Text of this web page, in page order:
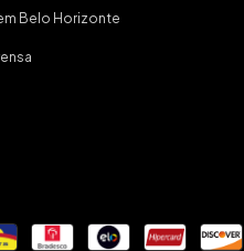
Belo Horizonte